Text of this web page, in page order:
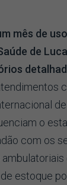
mês de
de
o
com os
estoque